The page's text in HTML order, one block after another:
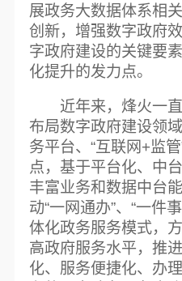
展政务大数据体系相
创新，增强数字政府
字政府建设的关键要
化提升的发力点。
近年来，烽火一
布局数字政府建设领
务平台、“互联网+监
点，基于平台化、中
丰富业务和数据中台
动“一网通办”、“一件
体化政务服务模式，
高政府服务水平，推
化、服务便捷化、办